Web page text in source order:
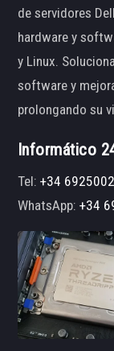
de servidores
hardware y
y Linux.
software y
prolongando su
Informático
Tel:+34
WhatsApp:+34